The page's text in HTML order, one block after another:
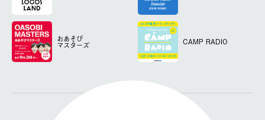
おあそび
マスターズ CAMP RADIO